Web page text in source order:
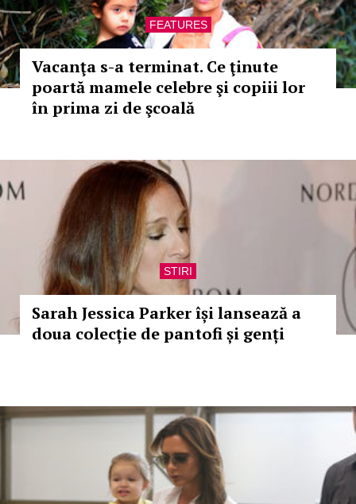
FEATURES
Vacanţa s-a terminat. Ce ţinute
poartă mamele celebre şi copiii lor
în prima zi de şcoală
STIRI
Sarah Jessica Parker își lansează a
doua colecție de pantofi și genți